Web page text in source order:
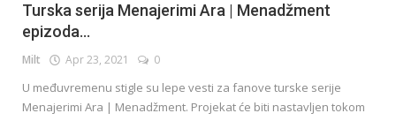
Turska serija Menajerimi Ara | Menadžment
epizoda...
Milt Apr 23, 2021 0
U međuvremenu stigle su lepe vesti za fanove turske serije
Menajerimi Ara | Menadžment. Projekat će biti nastavljen tokom